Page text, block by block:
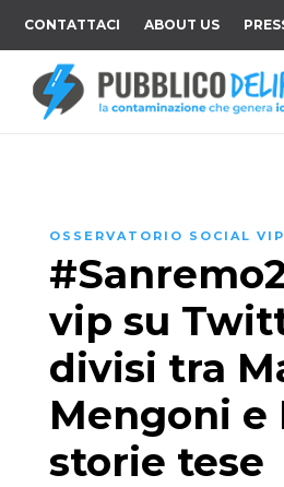
CONTATTACI ABOUT US
OSSERVATORIO SOCIAL VIP
vip su
divisi tra
Mengoni e
storie tese